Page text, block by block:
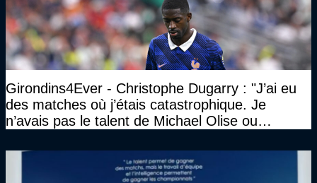
Girondins4Ever - Christophe Dugarry : "J’ai eu
des matches où j’étais catastrophique. Je
n’avais pas le talent de Michael Olise ou
quelque chose d’assez incroyable"